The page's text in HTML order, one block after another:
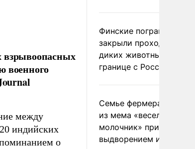
взрывоопасных
военного
между
индийских
о
Финские пограничники
закрыли проходы для
диких животных на
границе с Россией
Семье фермера
из мема «веселый
молочник» пригрозили
выдворением из